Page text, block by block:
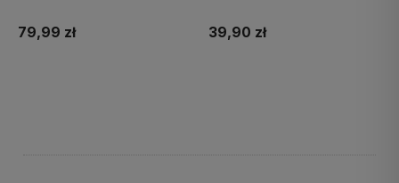
79,99 zł 39,90 zł